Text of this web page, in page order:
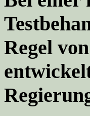
Regel